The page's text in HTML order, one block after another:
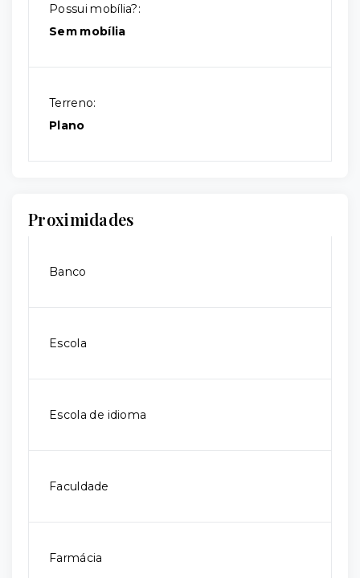
Possui mobília?:
Sem mobília
Terreno:
Plano
Proximidades
Banco
Escola
Escola de idioma
Faculdade
Farmácia